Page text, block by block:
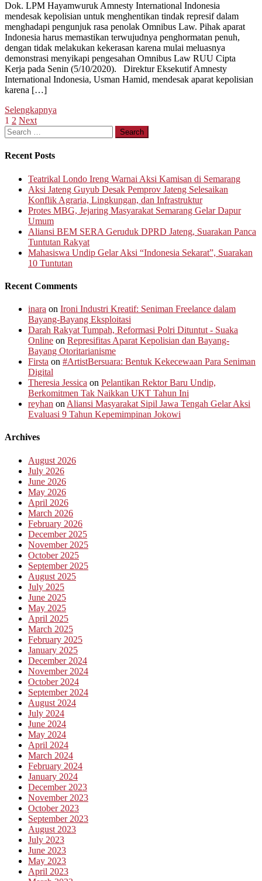
Dok. LPM Hayamwuruk Amnesty International Indonesia
mendesak kepolisian untuk menghentikan tindak represif dalam
menghadapi pengunjuk rasa penolak Omnibus Law. Pihak aparat
Indonesia harus memastikan terwujudnya penghormatan penuh,
dengan tidak melakukan kekerasan karena mulai meluasnya
demonstrasi menyikapi pengesahan Omnibus Law RUU Cipta
Kerja pada Senin (5/10/2020). Direktur Eksekutif Amnesty
International Indonesia, Usman Hamid, mendesak aparat kepolisian
karena […]
Selengkapnya
Posts
pagination
1 2 Next
Search
for:
Recent Posts
Teatrikal Londo Ireng Warnai Aksi Kamisan di Semarang
Aksi Jateng Guyub Desak Pemprov Jateng Selesaikan
Konflik Agraria, Lingkungan, dan Infrastruktur
Protes MBG, Jejaring Masyarakat Semarang Gelar Dapur
Umum
Aliansi BEM SERA Geruduk DPRD Jateng, Suarakan Panca
Tuntutan Rakyat
Mahasiswa Undip Gelar Aksi “Indonesia Sekarat”, Suarakan
10 Tuntutan
Recent Comments
inara on Ironi Industri Kreatif: Seniman Freelance dalam
Bayang-Bayang Eksploitasi
Darah Rakyat Tumpah, Reformasi Polri Dituntut - Suaka
Online on Represifitas Aparat Kepolisian dan Bayang-
Bayang Otoritarianisme
Firsta on #ArtistBersuara: Bentuk Kekecewaan Para Seniman
Digital
Theresia Jessica on Pelantikan Rektor Baru Undip,
Berkomitmen Tak Naikkan UKT Tahun Ini
reyhan on Aliansi Masyarakat Sipil Jawa Tengah Gelar Aksi
Evaluasi 9 Tahun Kepemimpinan Jokowi
Archives
August 2026
July 2026
June 2026
May 2026
April 2026
March 2026
February 2026
December 2025
November 2025
October 2025
September 2025
August 2025
July 2025
June 2025
May 2025
April 2025
March 2025
February 2025
January 2025
December 2024
November 2024
October 2024
September 2024
August 2024
July 2024
June 2024
May 2024
April 2024
March 2024
February 2024
January 2024
December 2023
November 2023
October 2023
September 2023
August 2023
July 2023
June 2023
May 2023
April 2023